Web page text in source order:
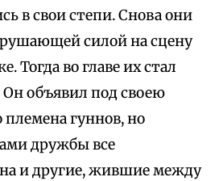
в свои степи. Снова они
силой на сцену
Тогда во главе их стал
Он объявил под своею
гуннов, но
дружбы все
и другие, жившие между